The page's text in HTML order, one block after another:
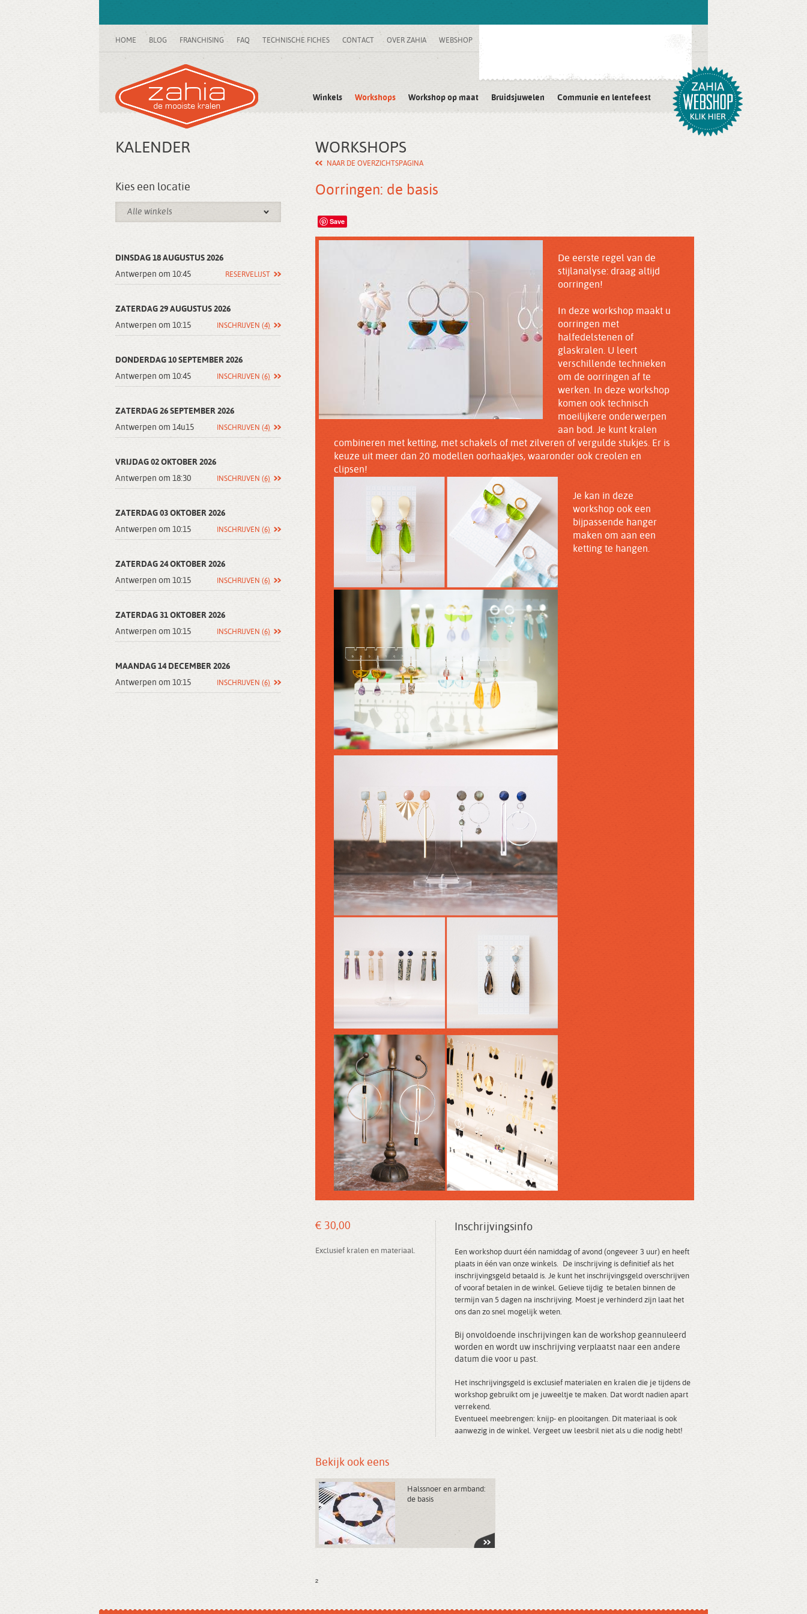
HOME BLOG FRANCHISING FAQ TECHNISCHE FICHES CONTACT OVER ZAHIA WEBSHOP
Winkels Workshops Workshop op maat Bruidsjuwelen Communie en lentefeest
WORKSHOPS
NAAR DE OVERZICHTSPAGINA
Oorringen: de basis
Save
De eerste regel van de
stijlanalyse: draag altijd
oorringen!
In deze workshop maakt u
oorringen met
halfedelstenen of
glaskralen. U leert
verschillende technieken
om de oorringen af te
werken. In deze workshop
komen ook technisch
moeilijkere onderwerpen
aan bod. Je kunt kralen
combineren met ketting, met schakels of met zilveren of vergulde stukjes. Er is
keuze uit meer dan 20 modellen oorhaakjes, waaronder ook creolen en
clipsen!
Je kan in deze
workshop ook een
bijpassende hanger
maken om aan een
ketting te hangen.
€ 30,00
Exclusief kralen en materiaal.
Inschrijvingsinfo
Een workshop duurt één namiddag of avond (ongeveer 3 uur) en heeft
plaats in één van onze winkels.
De inschrijving is definitief als het
inschrijvingsgeld betaald is. Je kunt het inschrijvingsgeld overschrijven
of vooraf betalen in de winkel. Gelieve tijdig te betalen binnen de
termijn van 5 dagen na inschrijving. Moest je verhinderd zijn laat het
ons dan zo snel mogelijk weten.
Bij onvoldoende inschrijvingen kan de workshop geannuleerd
worden en wordt uw inschrijving verplaatst naar een andere
datum die voor u past.
Het inschrijvingsgeld is exclusief materialen en kralen die je tijdens de
workshop gebruikt om je juweeltje te maken. Dat wordt nadien apart
verrekend.
Eventueel meebrengen: knijp- en plooitangen. Dit materiaal is ook
aanwezig in de winkel. Vergeet uw leesbril niet als u die nodig hebt!
Bekijk ook eens
Halssnoer en armband:
de basis
²
KALENDER
Kies een locatie
Alle winkels
DINSDAG 18 AUGUSTUS 2026
Antwerpen om 10:45
RESERVELIJST
ZATERDAG 29 AUGUSTUS 2026
Antwerpen om 10:15
INSCHRIJVEN (4)
DONDERDAG 10 SEPTEMBER 2026
Antwerpen om 10:45
INSCHRIJVEN (6)
ZATERDAG 26 SEPTEMBER 2026
Antwerpen om 14u15
INSCHRIJVEN (4)
VRIJDAG 02 OKTOBER 2026
Antwerpen om 18:30
INSCHRIJVEN (6)
ZATERDAG 03 OKTOBER 2026
Antwerpen om 10:15
INSCHRIJVEN (6)
ZATERDAG 24 OKTOBER 2026
Antwerpen om 10:15
INSCHRIJVEN (6)
ZATERDAG 31 OKTOBER 2026
Antwerpen om 10:15
INSCHRIJVEN (6)
MAANDAG 14 DECEMBER 2026
Antwerpen om 10:15
INSCHRIJVEN (6)